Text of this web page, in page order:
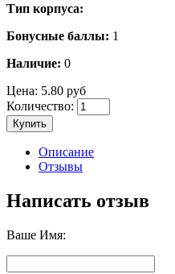
Тип корпуса:
Бонусные баллы: 1
Наличие: 0
Цена: 5.80 руб
Количество:
Купить
Описание
Отзывы
Написать отзыв
Ваше Имя: